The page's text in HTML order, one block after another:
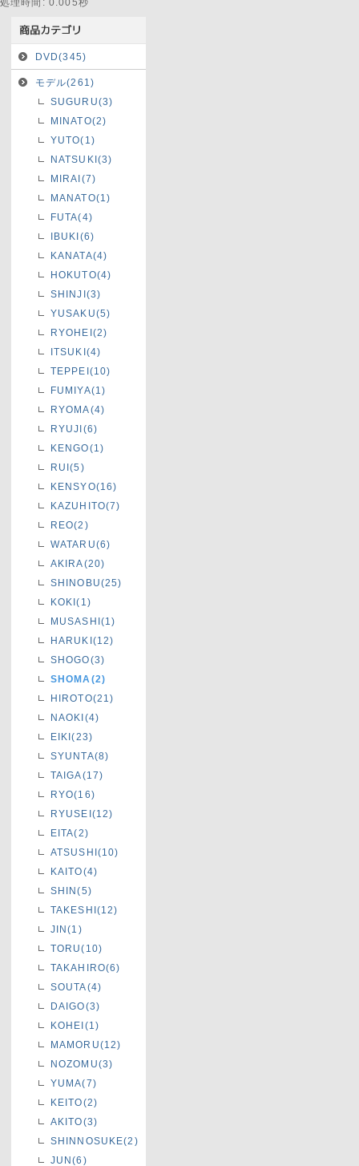
DVD(345)
モデル(261)
SUGURU(3)
MINATO(2)
YUTO(1)
NATSUKI(3)
MIRAI(7)
MANATO(1)
FUTA(4)
IBUKI(6)
KANATA(4)
HOKUTO(4)
SHINJI(3)
YUSAKU(5)
RYOHEI(2)
ITSUKI(4)
TEPPEI(10)
FUMIYA(1)
RYOMA(4)
RYUJI(6)
KENGO(1)
RUI(5)
KENSYO(16)
KAZUHITO(7)
REO(2)
WATARU(6)
AKIRA(20)
SHINOBU(25)
KOKI(1)
MUSASHI(1)
HARUKI(12)
SHOGO(3)
SHOMA(2)
HIROTO(21)
NAOKI(4)
EIKI(23)
SYUNTA(8)
TAIGA(17)
RYO(16)
RYUSEI(12)
EITA(2)
ATSUSHI(10)
KAITO(4)
SHIN(5)
TAKESHI(12)
JIN(1)
TORU(10)
TAKAHIRO(6)
SOUTA(4)
DAIGO(3)
KOHEI(1)
MAMORU(12)
NOZOMU(3)
YUMA(7)
KEITO(2)
AKITO(3)
SHINNOSUKE(2)
JUN(6)